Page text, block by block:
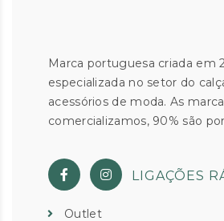
Marca portuguesa criada em
especializada no setor do
acessórios de moda. As
comercializamos, 90% são
LIGAÇÕES
Outlet